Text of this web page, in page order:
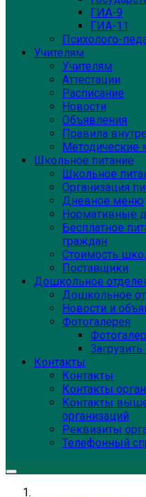
ГИА-9
ГИА-11
Психолого-
Учителям
Учителям
Аттестации
Расписание
Новости
Объявления
Правила
Методические
Школьное питание
Школьное
Организация
Дневное меню
Нормативные
Бесплатное
граждан
Стоимость
Поставщики
Дошкольное
Дошкольное
Новости и
Фотогалерея
Контакты
Контакты
Контакты
Контакты
организаций
Реквизиты
Телефонный